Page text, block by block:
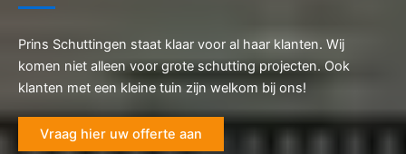
Prins Schuttingen staat klaar voor al haar klanten. Wij
komen niet alleen voor grote schutting projecten. Ook
klanten met een kleine tuin zijn welkom bij ons!
Vraag hier uw offerte aan